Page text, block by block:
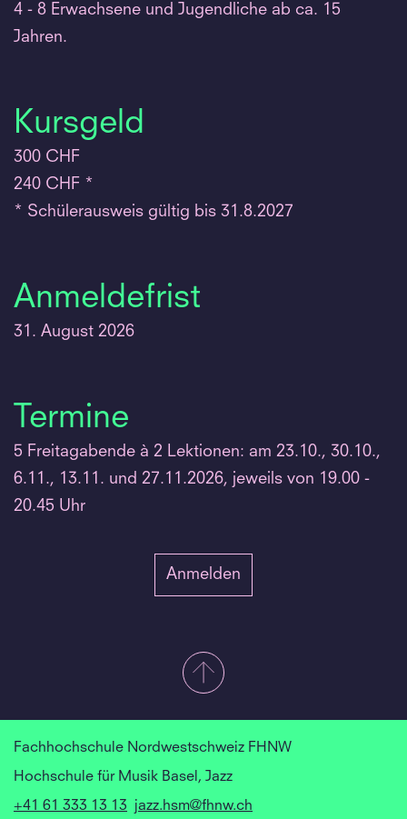
4 - 8 Erwachsene und Jugendliche ab ca. 15
Jahren.
Kursgeld
300 CHF
240 CHF *
* Schülerausweis gültig bis 31.8.2027
Anmeldefrist
31. August 2026
Termine
5 Freitagabende à 2 Lektionen: am 23.10., 30.10.,
6.11., 13.11. und 27.11.2026, jeweils von 19.00 -
20.45 Uhr
Anmelden
Fachhochschule Nordwestschweiz FHNW
Hochschule für Musik Basel, Jazz
+41 61 333 13 13
jazz.hsm@fhnw.ch